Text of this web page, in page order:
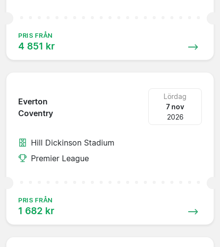
PRIS FRÅN
4 851 kr
Everton
Coventry
Lördag
7 nov
2026
Hill Dickinson Stadium
Premier League
PRIS FRÅN
1 682 kr